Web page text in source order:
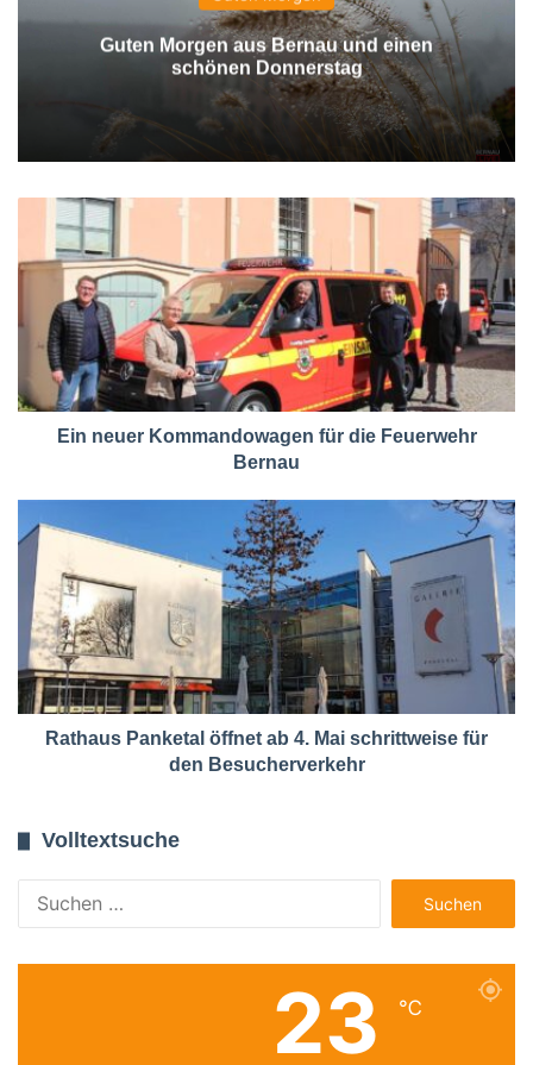
Guten Morgen aus Bernau und einen
schönen Donnerstag
Ein neuer Kommandowagen für die Feuerwehr
Bernau
Rathaus Panketal öffnet ab 4. Mai schrittweise für
den Besucherverkehr
Volltextsuche
nach:
23 ℃